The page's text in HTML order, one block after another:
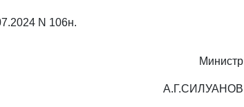
N 106н.
Министр
А.Г.СИЛУАНОВ